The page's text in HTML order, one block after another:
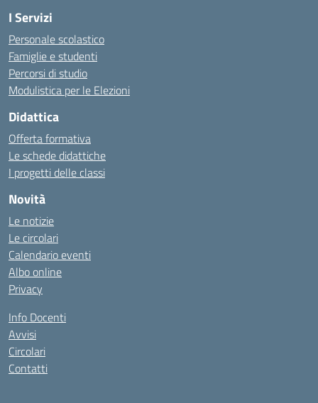
I Servizi
Personale scolastico
Famiglie e studenti
Percorsi di studio
Modulistica per le Elezioni
Didattica
Offerta formativa
Le schede didattiche
I progetti delle classi
Novità
Le notizie
Le circolari
Calendario eventi
Albo online
Privacy
Info Docenti
Avvisi
Circolari
Contatti